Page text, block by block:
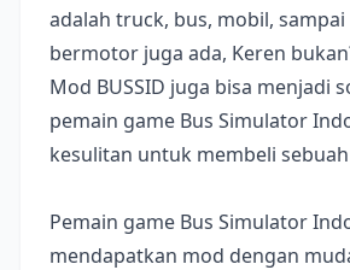
adalah truck, bus, mobil,
bermotor juga ada, Keren
Mod BUSSID juga bisa menjadi
pemain game Bus Simulator
kesulitan untuk membeli
Pemain game Bus Simulator
mendapatkan mod dengan